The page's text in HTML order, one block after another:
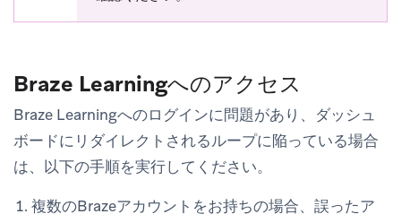
Braze Learningへのアクセス
Braze Learningへのログインに問題があり、ダッシュ
ボードにリダイレクトされるループに陥っている場合
は、以下の手順を実行してください。
複数のBrazeアカウントをお持ちの場合、誤ったア